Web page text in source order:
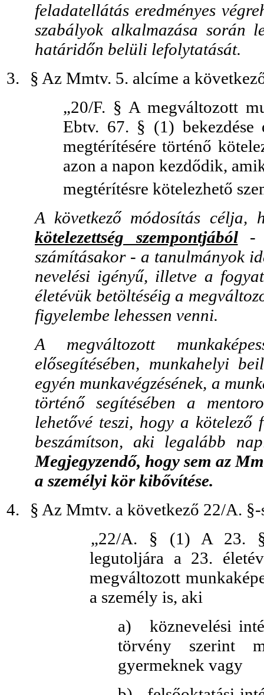
feladatellátás eredményes
szabályok alkalmazása során
határidőn belüli lefolytatását.
3.
§ Az Mmtv. 5. alcíme a
„20/F. § A megváltozott
Ebtv. 67. § (1)
megtérítésére történő
azon a napon kezdődik,
megtérítésre kötelezhető
A következő módosítás célja,
kötelezettség szempontjából
-
számításakor - a tanulmányok
nevelési igényű, illetve a
életévük betöltéséig a
figyelembe lehessen venni.
A megváltozott
elősegítésében, munkahelyi
egyén munkavégzésének, a
történő segítésében a
lehetővé teszi, hogy a
beszámítson, aki legalább
Megjegyzendő, hogy sem az
a személyi kör kibővítése.
4.
§ Az Mmtv. a következő 22/A.
„22/A. § (1) A 23. §
legutoljára a 23.
megváltozott
a személy is, aki
a)
köznevelési
törvény szerint
gyermeknek vagy